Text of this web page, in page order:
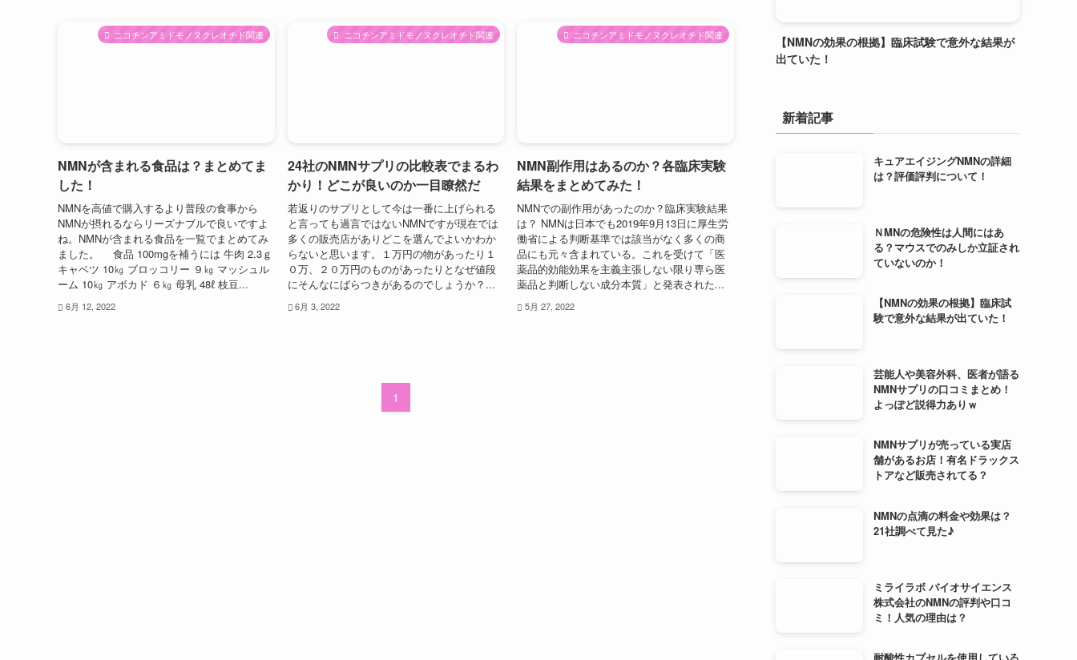
ニコチンアミドモノヌクレオチド関連
NMNが含まれる食品は？まとめてま
した！
NMNを高値で購入するより普段の食事から
NMNが摂れるならリーズナブルで良いですよ
ね。NMNが含まれる食品を一覧でまとめてみ
ました。 食品 100mgを補うには 牛肉 2.3ｇ
キャベツ 10㎏ ブロッコリー ９㎏ マッシュル
ーム 10㎏ アボカド ６㎏ 母乳 48ℓ 枝豆...
6月 12, 2022
ニコチンアミドモノヌクレオチド関連
24社のNMNサプリの比較表でまるわ
かり！どこが良いのか一目瞭然だ
若返りのサプリとして今は一番に上げられる
と言っても過言ではないNMNですが現在では
多くの販売店がありどこを選んでよいかわか
らないと思います。１万円の物があったり１
０万、２０万円のものがあったりとなぜ値段
にそんなにばらつきがあるのでしょうか？...
6月 3, 2022
ニコチンアミドモノヌクレオチド関連
NMN副作用はあるのか？各臨床実験
結果をまとめてみた！
NMNでの副作用があったのか？臨床実験結果
は？ NMNは日本でも2019年9月13日に厚生労
働省による判断基準では該当がなく多くの商
品にも元々含まれている。これを受けて「医
薬品的効能効果を主義主張しない限り専ら医
薬品と判断しない成分本質」と発表された...
5月 27, 2022
1
【NMNの効果の根拠】臨床試験で意外な結果が
出ていた！
新着記事
キュアエイジングNMNの詳細
は？評価評判について！
ＮMNの危険性は人間にはあ
る？マウスでのみしか立証され
ていないのか！
【NMNの効果の根拠】臨床試
験で意外な結果が出ていた！
芸能人や美容外科、医者が語る
NMNサプリの口コミまとめ！
よっぽど説得力ありｗ
NMNサプリが売っている実店
舗があるお店！有名ドラックス
トアなど販売されてる？
NMNの点滴の料金や効果は？
21社調べて見た♪
ミライラボ バイオサイエンス
株式会社のNMNの評判や口コ
ミ！人気の理由は？